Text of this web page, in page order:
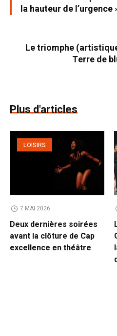
la hauteur de l’urgence
Le triomphe
Terre de
Plus d'articles
LOISIRS
7 MAI 2026
Deux dernières soirées
avant la clôture de Cap
excellence en théâtre